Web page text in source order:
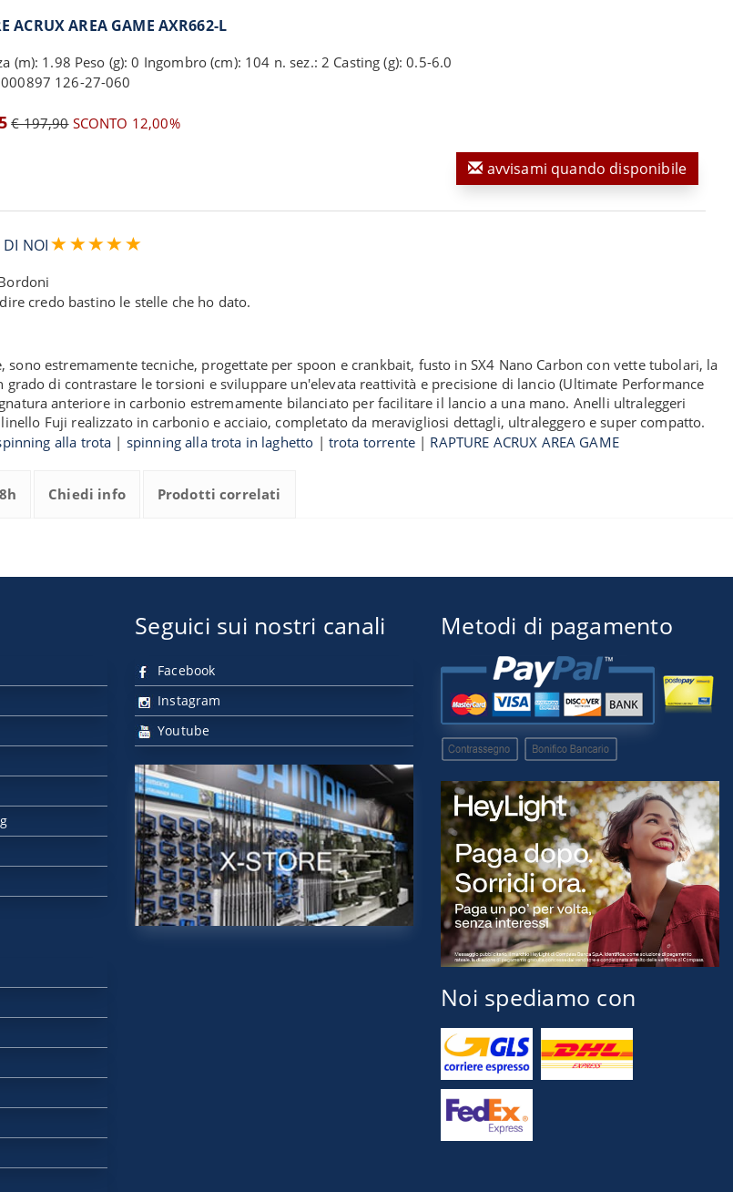
ACRUX AREA GAME AXR662-L
(m): 1.98 Peso (g): 0 Ingombro (cm): 104 n. sez.: 2 Casting (g): 0.5-6.0
126-27-060
€ 197,90SCONTO 12,00%
avvisami quando disponibile
DI NOI
credo bastino le stelle che ho dato.
estremamente tecniche, progettate per spoon e crankbait, fusto in SX4 Nano Carbon con vette tubolari, la
grado di contrastare le torsioni e sviluppare un'elevata reattività e precisione di lancio (Ultimate Performance
anteriore in carbonio estremamente bilanciato per facilitare il lancio a una mano. Anelli ultraleggeri
Fuji realizzato in carbonio e acciaio, completato da meravigliosi dettagli, ultraleggero e super compatto.
alla trota | spinning alla trota in laghetto | trota torrente| RAPTURE ACRUX AREA GAME
Chiedi info Prodotti correlati
Seguici sui nostri canali
Facebook
Instagram
Youtube
Metodi di pagamento
Noi spediamo con